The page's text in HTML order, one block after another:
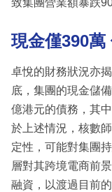
現金僅390萬
卓悅的財務狀況亦
底，集團的現金儲
億港元的債務，其
於上述情況，核數
定性，可能對集團
層對其跨境電商前
融資，以渡過目前的